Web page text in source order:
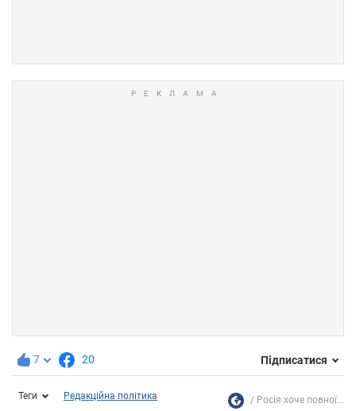
7 20 Підписатися
Теги Редакційна політика Росія хоче повної...